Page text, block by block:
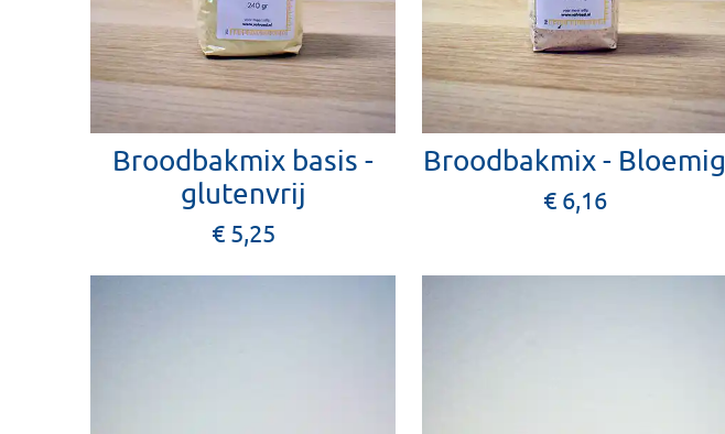
Broodbakmix basis -
glutenvrij
€ 5,25
Broodbakmix - Bloemig
€ 6,16